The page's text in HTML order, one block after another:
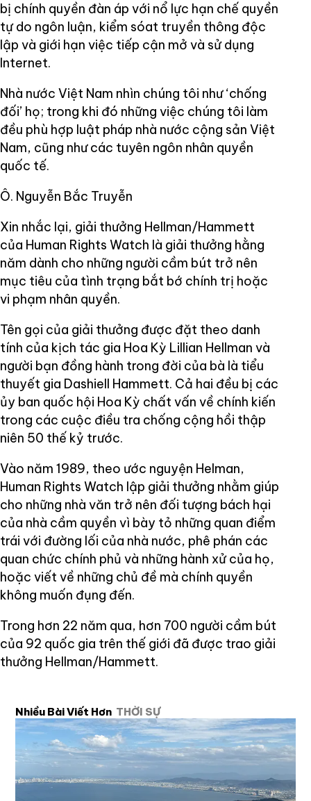
bị chính quyền đàn áp với nổ lực hạn chế quyền
tự do ngôn luận, kiểm sóat truyền thông độc
lập và giới hạn việc tiếp cận mở và sử dụng
Internet.
Nhà nước Việt Nam nhìn chúng tôi như ‘chống
đối’ họ; trong khi đó những việc chúng tôi làm
đều phù hợp luật pháp nhà nước cộng sản Việt
Nam, cũng như các tuyên ngôn nhân quyền
quốc tế.
Ô. Nguyễn Bắc Truyễn
Xin nhắc lại, giải thưởng Hellman/Hammett
của Human Rights Watch là giải thưởng hằng
năm dành cho những người cầm bút trở nên
mục tiêu của tình trạng bắt bớ chính trị hoặc
vi phạm nhân quyền.
Tên gọi của giải thưởng được đặt theo danh
tính của kịch tác gia Hoa Kỳ Lillian Hellman và
người bạn đồng hành trong đời của bà là tiểu
thuyết gia Dashiell Hammett. Cả hai đều bị các
ủy ban quốc hội Hoa Kỳ chất vấn về chính kiến
trong các cuộc điều tra chống cộng hồi thập
niên 50 thế kỷ trước.
Vào năm 1989, theo ước nguyện Helman,
Human Rights Watch lập giải thưởng nhằm giúp
cho những nhà văn trở nên đối tượng bách hại
của nhà cầm quyền vì bày tỏ những quan điểm
trái với đường lối của nhà nước, phê phán các
quan chức chính phủ và những hành xử của họ,
hoặc viết về những chủ đề mà chính quyền
không muốn đụng đến.
Trong hơn 22 năm qua, hơn 700 người cầm bút
của 92 quốc gia trên thế giới đã được trao giải
thưởng Hellman/Hammett.
Nhiều Bài Viết Hơn THỜI SỰ